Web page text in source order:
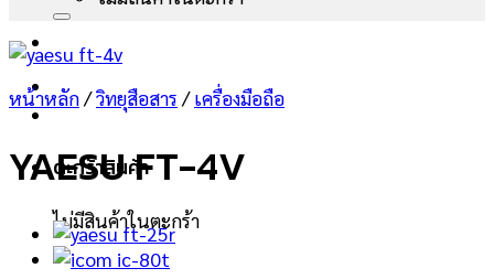
ตะกร้าสินค้า
ไม่มีสินค้าในตะกร้า
หน้าหลัก/วิทยุสือสาร / เครื่องมือถือ
YAESU FT-4V